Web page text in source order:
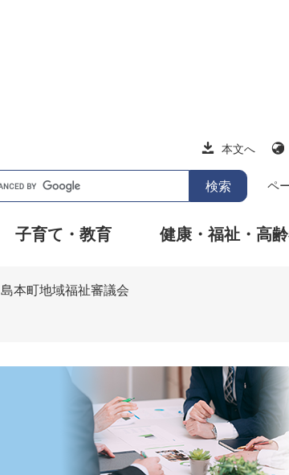
本文へ
ペ
子育て・教育 健康・福祉・高
島本町地域福祉審議会